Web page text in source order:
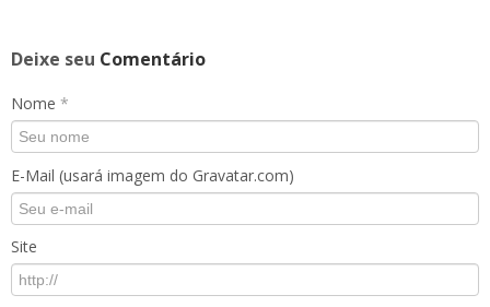
Deixe seu Comentário
Nome *
E-Mail (usará imagem do Gravatar.com)
Site